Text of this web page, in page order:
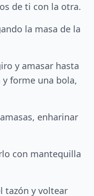
de ti con la otra.
la masa de la
y amasar hasta
y forme una bola,
enharinar
con mantequilla
tazón y voltear